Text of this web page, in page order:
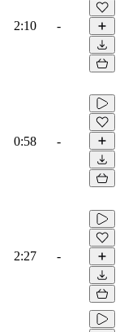
2:10 -
0:58 -
2:27 -